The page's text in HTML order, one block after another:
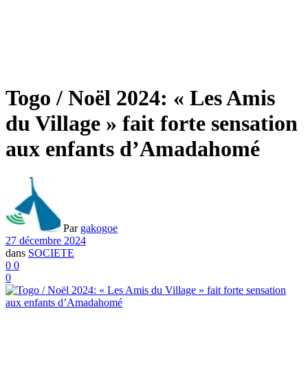
Togo / Noël 2024: « Les Amis
du Village » fait forte sensation
aux enfants d’Amadahomé
Par gakogoe
27 décembre 2024
dans SOCIETE
0 0
0